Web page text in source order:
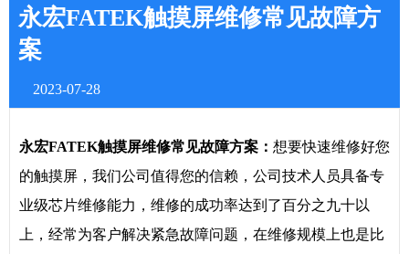
永宏FATEK触摸屏维修常见故障方
案
2023-07-28
永宏FATEK触摸屏维修常见故障方案： 想要快速维修好您
的触摸屏，我们公司值得您的信赖，公司技术人员具备专
业级芯片维修能力，维修的成功率达到了百分之九十以
上，经常为客户解决紧急故障问题，在维修规模上也是比